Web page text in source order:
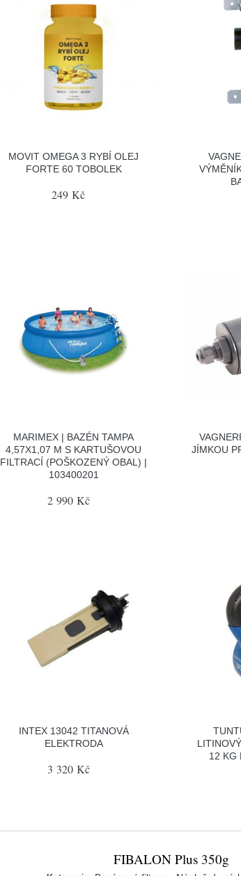
MOVIT OMEGA 3 RYBÍ OLEJ
FORTE 60 TOBOLEK
249 Kč
MARIMEX | BAZÉN TAMPA
4,57X1,07 M S KARTUŠOVOU
FILTRACÍ (POŠKOZENÝ OBAL) |
103400201
2 990 Kč
JÍMKOU
INTEX 13042 TITANOVÁ
ELEKTRODA
3 320 Kč
12 KG
FIBALON Plus 350g